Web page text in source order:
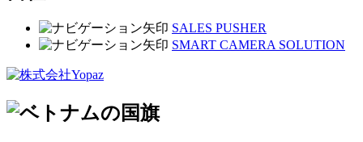
SALES PUSHER
SMART CAMERA SOLUTION